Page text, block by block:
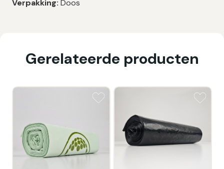
Verpakking: Doos
Gerelateerde producten